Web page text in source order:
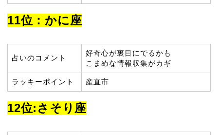
11位：かに座
占いのコメント
好奇心が裏目にでるかも
こまめな情報収集がカギ
ラッキーポイント 産直市
12位:さそり座